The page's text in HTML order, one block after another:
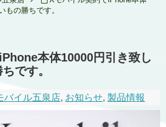
もの勝ちです。
本体10000円引き致し
です。
バイル五泉店, お知らせ,製品情報